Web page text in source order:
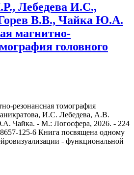
Лебедева И.С.,
В.В., Чайка Ю.А.
магнитно-
головного
резонансная томография
И.С. Лебедева, А.В.
Чайка. - М.: Логосфера, 2026. - 224
125-6 Книга посвящена одному
- функциональной